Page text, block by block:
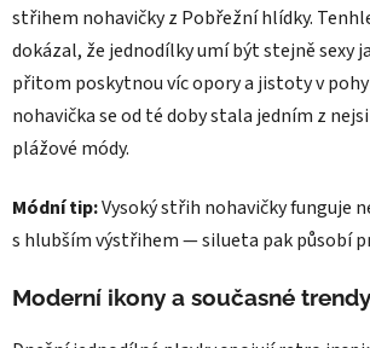
střihem nohavičky z Pobřežní hlídky.
dokázal, že jednodílky umí být stejně sexy
přitom poskytnou víc opory a jistoty v
nohavička se od té doby stala jedním z
plážové módy.
Módní tip:Vysoký střih nohavičky funguje
s hlubším výstřihem — silueta pak působí
Moderní ikony a současné trendy